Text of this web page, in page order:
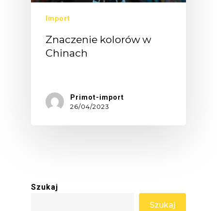
Import
Znaczenie kolorów w
Chinach
Primot-import
26/04/2023
Szukaj
Szukaj